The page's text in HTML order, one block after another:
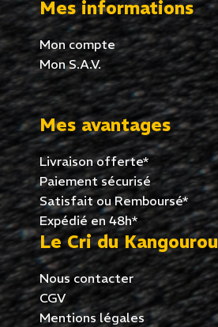
Mes informations
Mon compte
Mon S.A.V.
Mes avantages
Livraison offerte*
Paiement sécurisé
Satisfait ou Remboursé*
Expédié en 48h*
Le Cri du Kangourou
Nous contacter
CGV
Mentions légales